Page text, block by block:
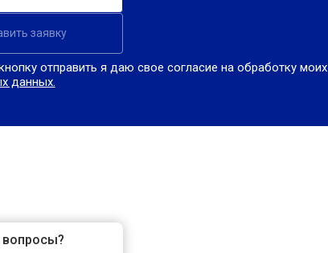
заявку
отправить я даю свое согласие на обработку моих
данных.
вопросы?